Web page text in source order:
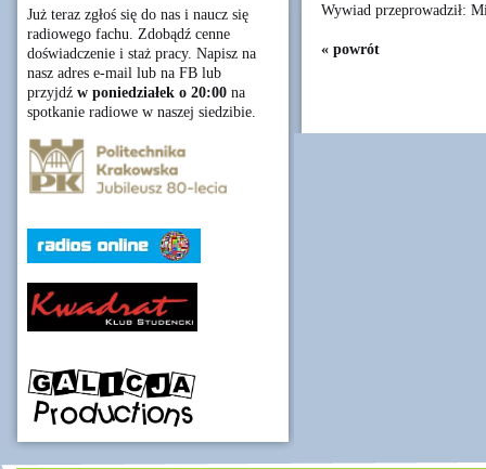
Już teraz zgłoś się do nas i naucz się
radiowego fachu. Zdobądź cenne
doświadczenie i staż pracy. Napisz na
nasz adres e-mail lub na FB lub
przyjdź w poniedziałek o 20:00 na
spotkanie radiowe w naszej siedzibie.
Wywiad przeprowadził:
« powrót